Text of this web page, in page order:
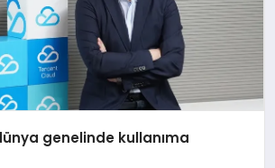
genelinde kullanıma